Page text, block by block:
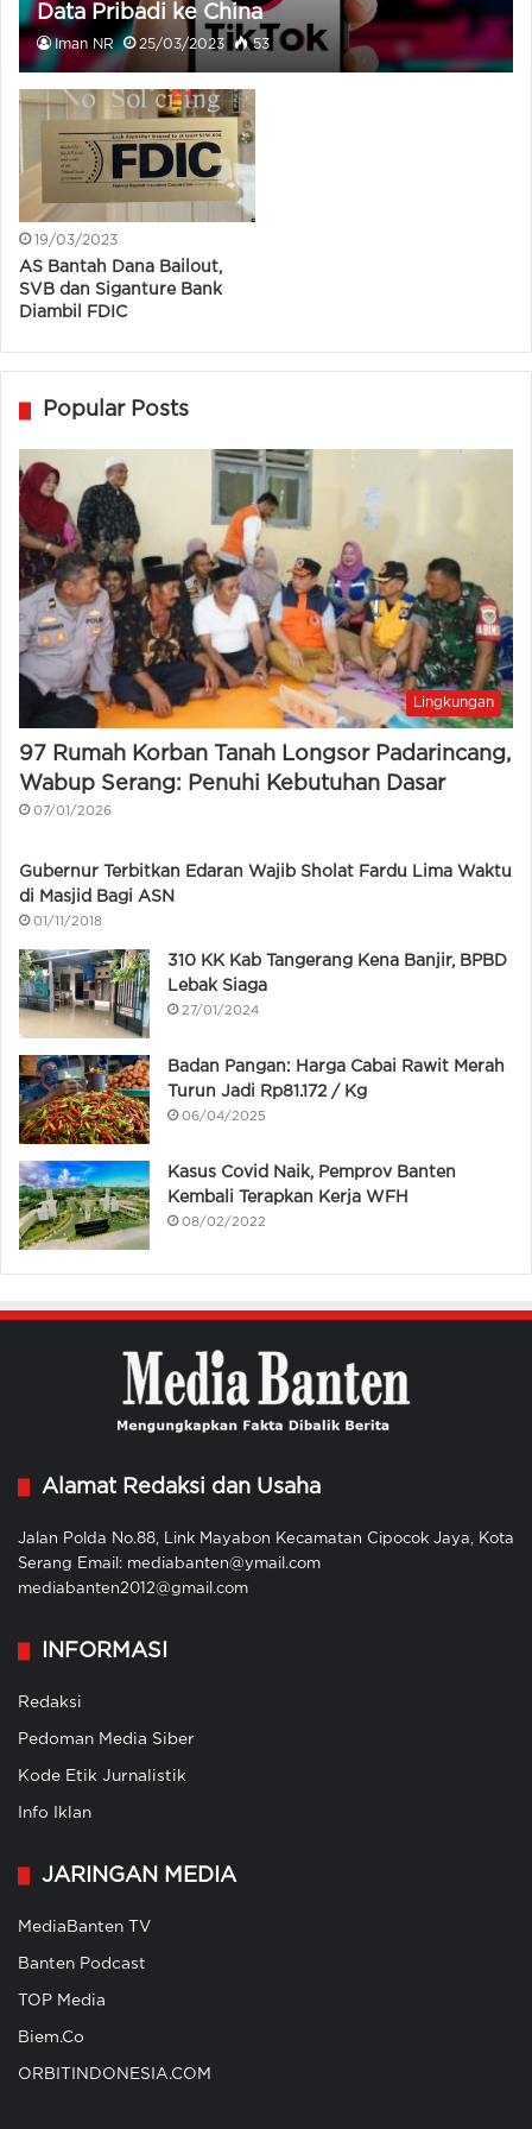
Data Pribadi ke China
Iman NR 25/03/2023 53
19/03/2023
AS Bantah Dana Bailout,
SVB dan Siganture Bank
Diambil FDIC
Popular Posts
Lingkungan
97 Rumah Korban Tanah Longsor Padarincang,
Wabup Serang: Penuhi Kebutuhan Dasar
07/01/2026
Gubernur Terbitkan Edaran Wajib Sholat Fardu Lima Waktu
di Masjid Bagi ASN
01/11/2018
310 KK Kab Tangerang Kena Banjir, BPBD
Lebak Siaga
27/01/2024
Badan Pangan: Harga Cabai Rawit Merah
Turun Jadi Rp81.172 / Kg
06/04/2025
Kasus Covid Naik, Pemprov Banten
Kembali Terapkan Kerja WFH
08/02/2022
Alamat Redaksi dan Usaha
Jalan Polda No.88, Link Mayabon Kecamatan Cipocok Jaya, Kota
Serang Email: mediabanten@ymail.com
mediabanten2012@gmail.com
INFORMASI
Redaksi
Pedoman Media Siber
Kode Etik Jurnalistik
Info Iklan
JARINGAN MEDIA
MediaBanten TV
Banten Podcast
TOP Media
Biem.Co
ORBITINDONESIA.COM